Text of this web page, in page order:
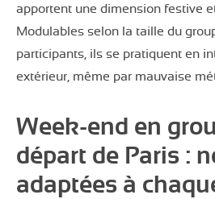
apportent une dimension festive
Modulables selon la taille du
participants, ils se pratiquent en
extérieur, même par mauvaise
Week-end en
départ de Paris :
adaptées à